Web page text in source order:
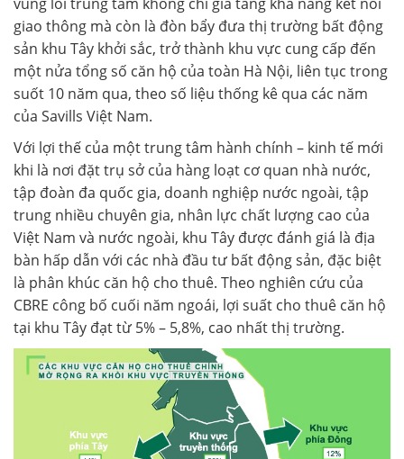
giao thông mà còn là đòn bẩy đưa thị trường bất động
sản khu Tây khởi sắc, trở thành khu vực cung cấp đến
một nửa tổng số căn hộ của toàn Hà Nội, liên tục trong
suốt 10 năm qua, theo số liệu thống kê qua các năm
của Savills Việt Nam.
Với lợi thế của một trung tâm hành chính – kinh tế mới
khi là nơi đặt trụ sở của hàng loạt cơ quan nhà nước,
tập đoàn đa quốc gia, doanh nghiệp nước ngoài, tập
trung nhiều chuyên gia, nhân lực chất lượng cao của
Việt Nam và nước ngoài, khu Tây được đánh giá là địa
bàn hấp dẫn với các nhà đầu tư bất động sản, đặc biệt
là phân khúc căn hộ cho thuê. Theo nghiên cứu của
CBRE công bố cuối năm ngoái, lợi suất cho thuê căn hộ
tại khu Tây đạt từ 5% – 5,8%, cao nhất thị trường.